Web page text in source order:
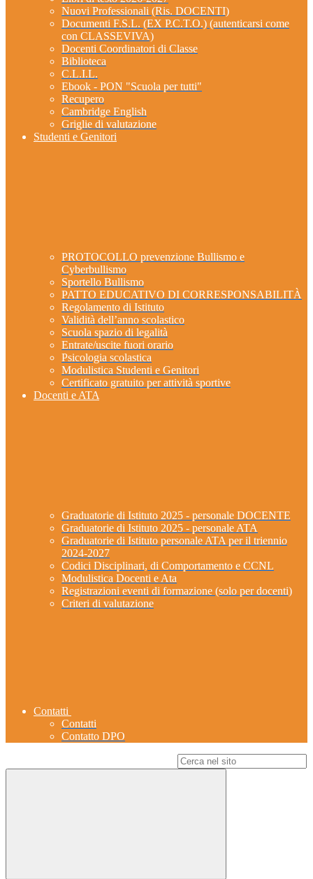
Nuovi Professionali (Ris. DOCENTI)
Documenti F.S.L. (EX P.C.T.O.) (autenticarsi come
con CLASSEVIVA)
Docenti Coordinatori di Classe
Biblioteca
C.L.I.L.
Ebook - PON "Scuola per tutti"
Recupero
Cambridge English
Griglie di valutazione
Studenti e Genitori
PROTOCOLLO prevenzione Bullismo e
Cyberbullismo
Sportello Bullismo
PATTO EDUCATIVO DI CORRESPONSABILITÀ
Regolamento di Istituto
Validità dell’anno scolastico
Scuola spazio di legalità
Entrate/uscite fuori orario
Psicologia scolastica
Modulistica Studenti e Genitori
Certificato gratuito per attività sportive
Docenti e ATA
Graduatorie di Istituto 2025 - personale DOCENTE
Graduatorie di Istituto 2025 - personale ATA
Graduatorie di Istituto personale ATA per il triennio
2024-2027
Codici Disciplinari, di Comportamento e CCNL
Modulistica Docenti e Ata
Registrazioni eventi di formazione (solo per docenti)
Criteri di valutazione
Contatti
Contatti
Contatto DPO